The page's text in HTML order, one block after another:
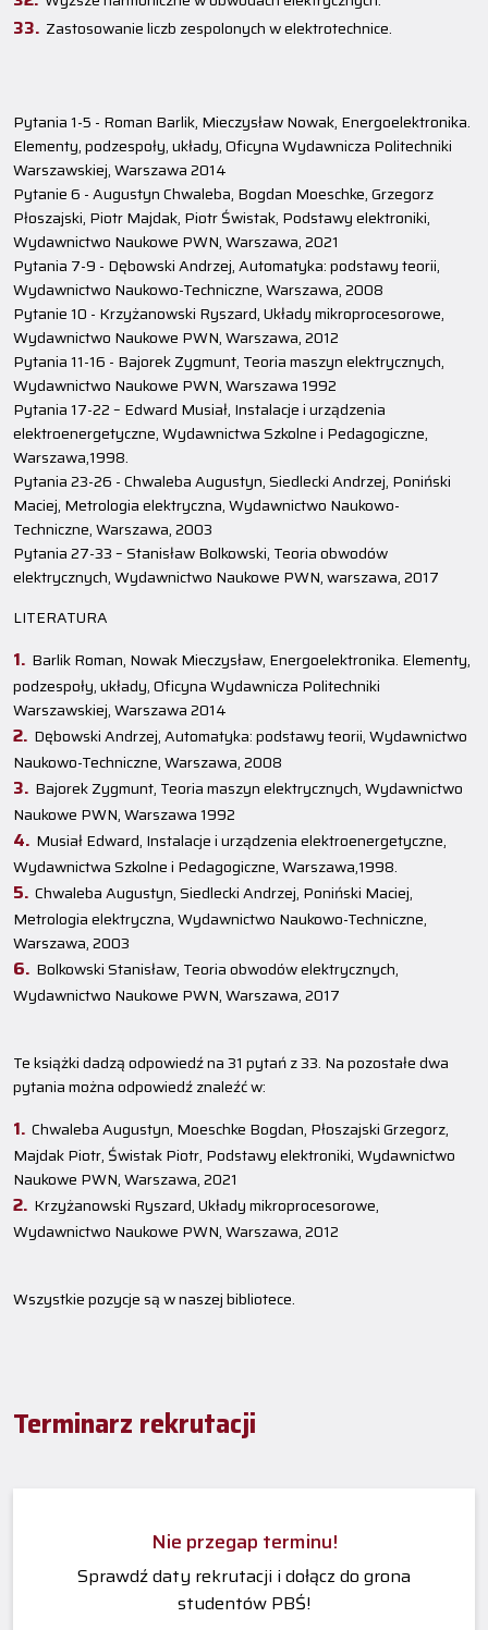
Zastosowanie liczb zespolonych w elektrotechnice.
Pytania 1-5 - Roman Barlik, Mieczysław Nowak, Energoelektronika.
Elementy, podzespoły, układy, Oficyna Wydawnicza Politechniki
Warszawskiej, Warszawa 2014
Pytanie 6 - Augustyn Chwaleba, Bogdan Moeschke, Grzegorz
Płoszajski, Piotr Majdak, Piotr Świstak, Podstawy elektroniki,
Wydawnictwo Naukowe PWN, Warszawa, 2021
Pytania 7-9 - Dębowski Andrzej, Automatyka: podstawy teorii,
Wydawnictwo Naukowo-Techniczne, Warszawa, 2008
Pytanie 10 - Krzyżanowski Ryszard, Układy mikroprocesorowe,
Wydawnictwo Naukowe PWN, Warszawa, 2012
Pytania 11-16 - Bajorek Zygmunt, Teoria maszyn elektrycznych,
Wydawnictwo Naukowe PWN, Warszawa 1992
Pytania 17-22 – Edward Musiał, Instalacje i urządzenia
elektroenergetyczne, Wydawnictwa Szkolne i Pedagogiczne,
Warszawa,1998.
Pytania 23-26 - Chwaleba Augustyn, Siedlecki Andrzej, Poniński
Maciej, Metrologia elektryczna, Wydawnictwo Naukowo-
Techniczne, Warszawa, 2003
Pytania 27-33 – Stanisław Bolkowski, Teoria obwodów
elektrycznych, Wydawnictwo Naukowe PWN, warszawa, 2017
LITERATURA
Barlik Roman, Nowak Mieczysław, Energoelektronika. Elementy,
podzespoły, układy, Oficyna Wydawnicza Politechniki
Warszawskiej, Warszawa 2014
Dębowski Andrzej, Automatyka: podstawy teorii, Wydawnictwo
Naukowo-Techniczne, Warszawa, 2008
Bajorek Zygmunt, Teoria maszyn elektrycznych, Wydawnictwo
Naukowe PWN, Warszawa 1992
Musiał Edward, Instalacje i urządzenia elektroenergetyczne,
Wydawnictwa Szkolne i Pedagogiczne, Warszawa,1998.
Chwaleba Augustyn, Siedlecki Andrzej, Poniński Maciej,
Metrologia elektryczna, Wydawnictwo Naukowo-Techniczne,
Warszawa, 2003
Bolkowski Stanisław, Teoria obwodów elektrycznych,
Wydawnictwo Naukowe PWN, Warszawa, 2017
Te książki dadzą odpowiedź na 31 pytań z 33. Na pozostałe dwa
pytania można odpowiedź znaleźć w:
Chwaleba Augustyn, Moeschke Bogdan, Płoszajski Grzegorz,
Majdak Piotr, Świstak Piotr, Podstawy elektroniki, Wydawnictwo
Naukowe PWN, Warszawa, 2021
Krzyżanowski Ryszard, Układy mikroprocesorowe,
Wydawnictwo Naukowe PWN, Warszawa, 2012
Wszystkie pozycje są w naszej bibliotece.
Terminarz rekrutacji
Nie przegap terminu!
Sprawdź daty rekrutacji i dołącz do grona
studentów PBŚ!